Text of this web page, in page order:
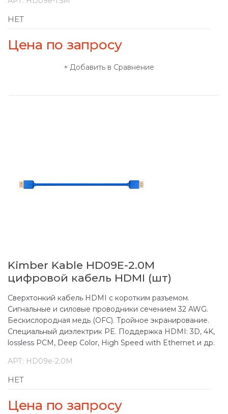
НЕТ
Цена по запросу
Добавить в Сравнение
Kimber Kable HD09E-2.0M
цифровой кабель HDMI (шт)
Сверхтонкий кабель HDMI с коротким разъемом.
Сигнальные и силовые проводники сечением 32 AWG.
Бескислородная медь (OFC). Тройное экранирование.
Специальный диэлектрик PE. Поддержка HDMI: 3D, 4K,
lossless PCM, Deep Color, High Speed with Ethernet и др.
АРТ: HD09e-2.0M
НЕТ
Цена по запросу